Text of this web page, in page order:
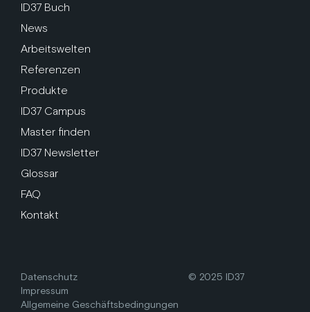
ID37 Buch
News
Arbeitswelten
Referenzen
Produkte
ID37 Campus
Master finden
ID37 Newsletter
Glossar
FAQ
Kontakt
Datenschutz
Impressum
Allgemeine Geschäftsbedingungen
© 2025 ID37